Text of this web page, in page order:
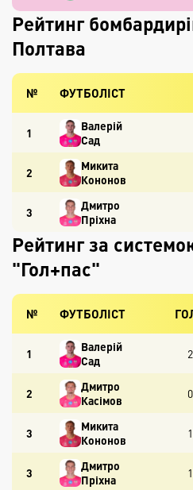
Рейтинг
Полтава
№ ФУТБОЛІСТ
1
Валерій
Сад
2
Микита
Кононов
3
Дмитро
Пріхна
Рейтинг за
"Гол+пас"
№ ФУТБОЛІСТ
1
Валерій
Сад
2
2
Дмитро
Касімов
0
3
Микита
Кононов
1
3
Дмитро
Пріхна
1